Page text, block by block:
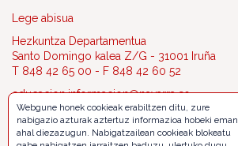
Lege abisua
Hezkuntza Departamentua
Santo Domingo kalea Z/G - 31001 Iruña
T 848 42 65 00 - F 848 42 60 52
educacion.informacion@navarra.es
Webgune honek cookieak erabiltzen ditu, zure
nabigazio azturak aztertuz informazioa hobeki eman
ahal diezazugun. Nabigatzailean cookieak blokeatu